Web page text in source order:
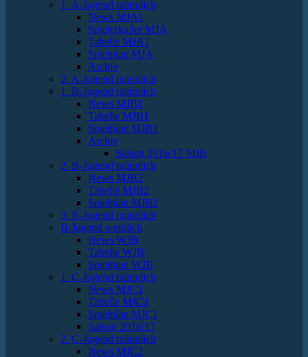
1. A-Jugend männlich
News MJA1
Spielerkader MJA
Tabelle MJA1
Spielplan MJA
Archiv
2. A-Jugend männlich
1. B-Jugend männlich
News MJB1
Tabelle MJB1
Spielplan MJB1
Archiv
Saison 2016/17 MJB
2. B-Jugend männlich
News MJB2
Tabelle MJB2
Spielplan MJB2
3. B-Jugend männlich
B-Jugend weiblich
News WJB
Tabelle WJB
Spielplan WJB
1. C-Jugend männlich
News MJC1
Tabelle MJC1
Spielplan MJC1
Saison 2016/17
2. C-Jugend männlich
News MJC2